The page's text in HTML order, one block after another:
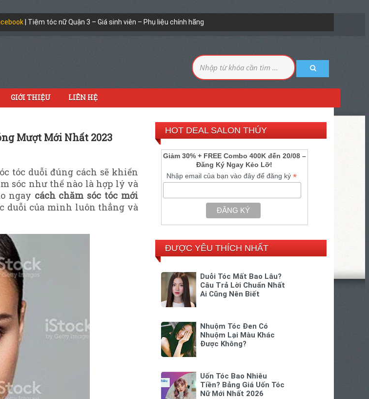
| Tiệm tóc nữ Quận 3 – Giá sinh viên – Phụ liệu chính hãng
GIỚI THIỆU LIÊN HỆ
Mượt Mới Nhất 2023
tóc duỗi đúng cách sẽ khiến
sóc như thế nào là hợp lý và
ngay cách chăm sóc tóc mới
duỗi của mình luôn thẳng và
HOT DEAL SALON THÚY
Giảm 30% + FREE Combo 400K đến 20/08 –
Đăng Ký Ngay Kẻo Lỡ!
Nhập email của bạn vào đây để đăng ký *
ĐƯỢC YÊU THÍCH NHẤT
Duỗi Tóc Mất Bao Lâu?
Câu Trả Lời Chuẩn Nhất
Ai Cũng Nên Biết
Nhuộm Tóc Đen Có
Nhuộm Lại Màu Khác
Được Không?
Uốn Tóc Bao Nhiêu
Tiền? Bảng Giá Uốn Tóc
Nữ Mới Nhất 2026